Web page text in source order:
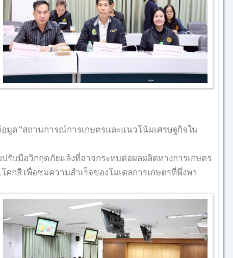
ล “สถานการณ์การเกษตรและแนวโน้มเศรษฐกิจใน
รับมือวิกฤตภัยแล้งที่อาจกระทบต่อผลผลิตทางการเกษตร
โคกสี เพื่อชมความสำเร็จของโมเดลการเกษตรที่พึ่งพา